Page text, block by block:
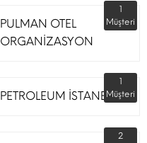
PULMAN OTEL
ORGANİZASYON
1
Müşteri
PETROLEUM İSTANBUL
1
Müşteri
2